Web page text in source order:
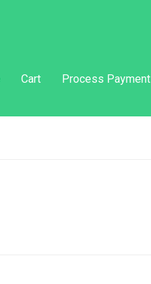
Cart Process Payment